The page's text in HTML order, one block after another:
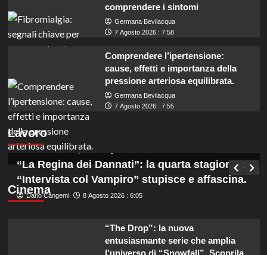
comprendere i sintomi
Germana Bevilacqua
7 Agosto 2026 : 7:58
Comprendere l’ipertensione:
cause, effetti e importanza della
pressione arteriosa equilibrata.
Germana Bevilacqua
7 Agosto 2026 : 7:55
Lavoro
Marche: opportunità di lavoro per coadiutori
amministrativi con licenza media disponibile
subito!
Germana Bevilacqua
Cinema
“La Regina dei Dannati”: la quarta stagione di
“Intervista col Vampiro” stupisce e affascina.
Dario Cangemi 8 Agosto 2026 : 6:05
“The Drop”: la nuova
entusiasmante serie che amplia
l’universo di “Snowfall”. Scoprila